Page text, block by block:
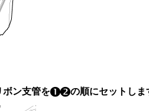
ボン支管を の順にセットしま